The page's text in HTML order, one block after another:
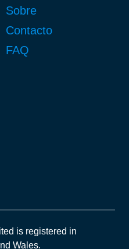
Sobre
Contacto
FAQ
is registered in
Wales.